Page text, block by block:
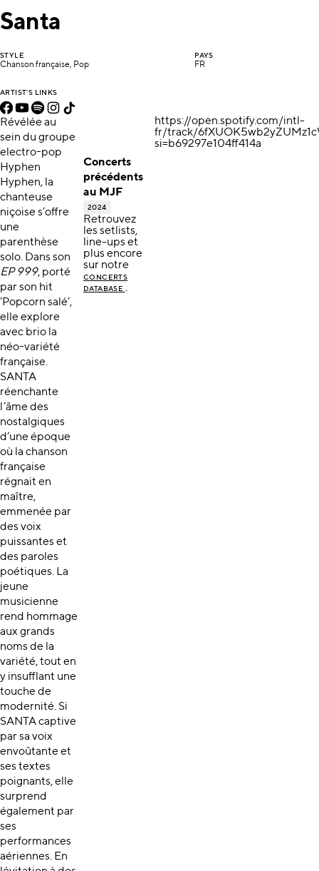
Santa
STYLE
Chanson française, Pop
PAYS
FR
ARTIST'S LINKS
Révélée au
sein du groupe
electro-pop
Hyphen
Hyphen, la
chanteuse
niçoise s’offre
une
parenthèse
solo. Dans son
EP 999, porté
par son hit
‘Popcorn salé’,
elle explore
avec brio la
néo-variété
française.
SANTA
réenchante
l’âme des
nostalgiques
d’une époque
où la chanson
française
régnait en
maître,
emmenée par
des voix
puissantes et
des paroles
poétiques. La
jeune
musicienne
rend hommage
aux grands
noms de la
variété, tout en
y insufflant une
touche de
modernité. Si
SANTA captive
par sa voix
envoûtante et
ses textes
poignants, elle
surprend
également par
ses
performances
aériennes. En
Concerts
précédents
au MJF
2024
Retrouvez
les setlists,
line-ups et
plus encore
sur notre
CONCERTS
DATABASE .
https://open.spotify.com/intl-
fr/track/
si=b69297e104ff414a